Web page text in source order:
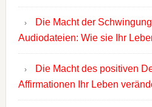
Die Macht der
Audiodateien: Wie sie Ihr
Die Macht des positiven
Affirmationen Ihr Leben